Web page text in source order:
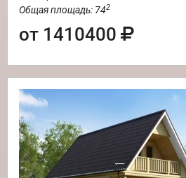
Общая площадь: 742
от 1410400